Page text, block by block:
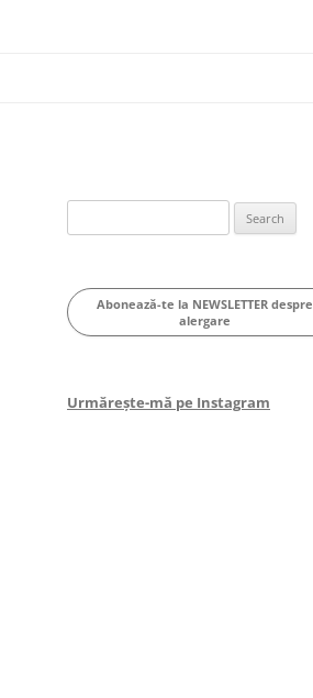
for:
Abonează-te la NEWSLETTER despre
alergare
Urmărește-mă pe Instagram